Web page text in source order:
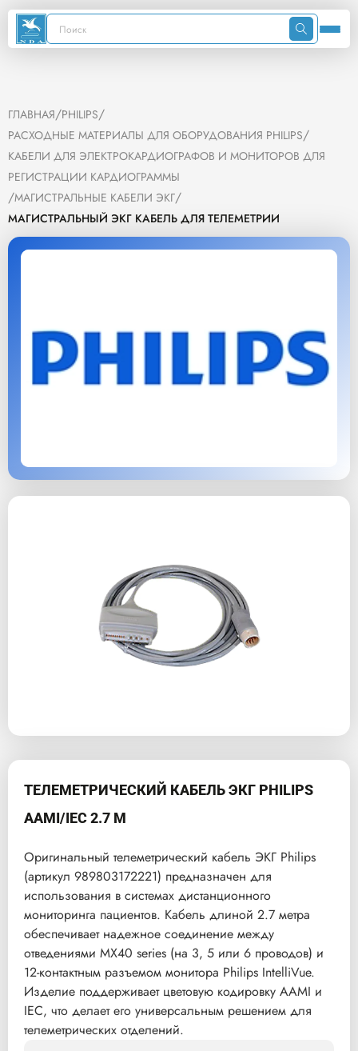
ГЛАВНАЯ/PHILIPS/
РАСХОДНЫЕ МАТЕРИАЛЫ ДЛЯ ОБОРУДОВАНИЯ PHILIPS/
КАБЕЛИ ДЛЯ ЭЛЕКТРОКАРДИОГРАФОВ И МОНИТОРОВ ДЛЯ
РЕГИСТРАЦИИ КАРДИОГРАММЫ
/МАГИСТРАЛЬНЫЕ КАБЕЛИ ЭКГ/
МАГИСТРАЛЬНЫЙ ЭКГ КАБЕЛЬ ДЛЯ ТЕЛЕМЕТРИИ
ТЕЛЕМЕТРИЧЕСКИЙ КАБЕЛЬ ЭКГ PHILIPS
AAMI/IEC 2.7 М
Оригинальный телеметрический кабель ЭКГ Philips
(артикул 989803172221) предназначен для
использования в системах дистанционного
мониторинга пациентов. Кабель длиной 2.7 метра
обеспечивает надежное соединение между
отведениями MX40 series (на 3, 5 или 6 проводов) и
12-контактным разъемом монитора Philips IntelliVue.
Изделие поддерживает цветовую кодировку AAMI и
IEC, что делает его универсальным решением для
телеметрических отделений.